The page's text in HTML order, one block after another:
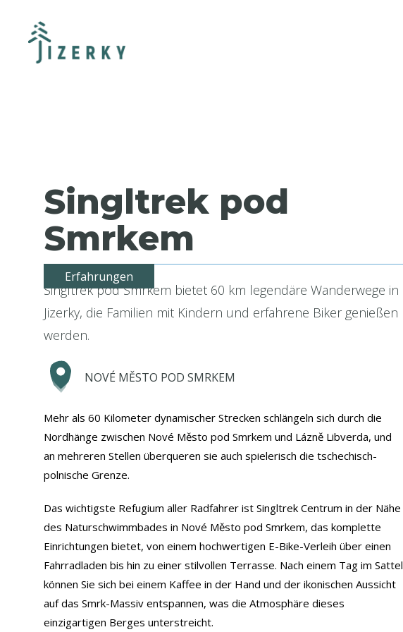
Singltrek pod
Smrkem
Erfahrungen
Singltrek pod Smrkem bietet 60 km legendäre Wanderwege in
Jizerky, die Familien mit Kindern und erfahrene Biker genießen
werden.
NOVÉ MĚSTO POD SMRKEM
Mehr als 60 Kilometer dynamischer Strecken schlängeln sich durch die
Nordhänge zwischen Nové Město pod Smrkem und Lázně Libverda, und
an mehreren Stellen überqueren sie auch spielerisch die tschechisch-
polnische Grenze.
Das wichtigste Refugium aller Radfahrer ist Singltrek Centrum in der Nähe
des Naturschwimmbades in Nové Město pod Smrkem, das komplette
Einrichtungen bietet, von einem hochwertigen E-Bike-Verleih über einen
Fahrradladen bis hin zu einer stilvollen Terrasse. Nach einem Tag im Sattel
können Sie sich bei einem Kaffee in der Hand und der ikonischen Aussicht
auf das Smrk-Massiv entspannen, was die Atmosphäre dieses
einzigartigen Berges unterstreicht.